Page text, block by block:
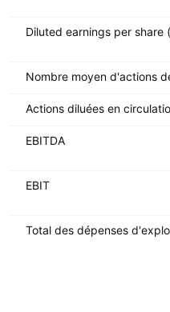
Diluted earnings per share
Nombre moyen d'actions
Actions diluées en
EBITDA
EBIT
Total des dépenses